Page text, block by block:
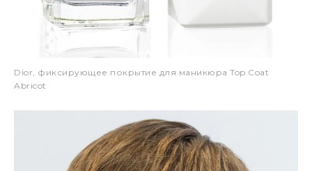
Dior, фиксирующее покрытие для маникюра Top Coat
Abricot